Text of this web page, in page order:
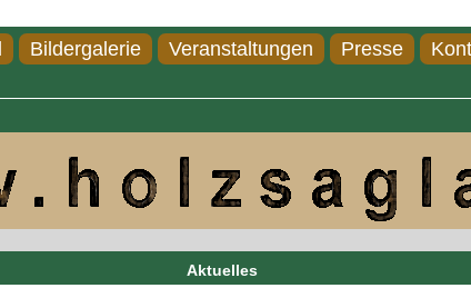
Bildergalerie Veranstaltungen Presse
Aktuelles